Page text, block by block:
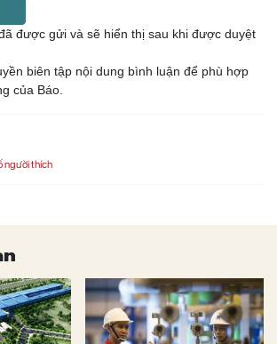
được gửi và sẽ hiển thị sau khi được duyệt
biên tập nội dung bình luận để phù hợp
của Báo.
người thích